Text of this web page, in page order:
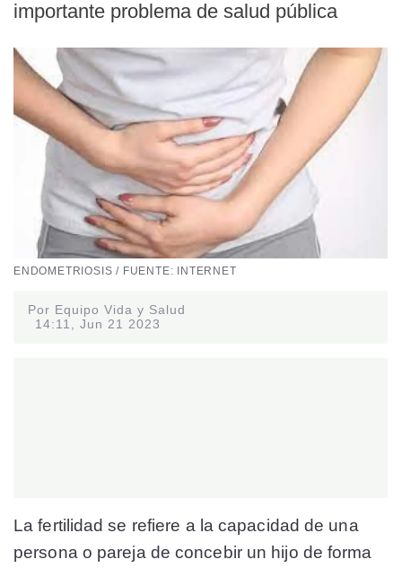
importante problema de salud pública
ENDOMETRIOSIS / FUENTE: INTERNET
Por Equipo Vida y Salud
14:11, Jun 21 2023
La fertilidad se refiere a la capacidad de una
persona o pareja de concebir un hijo de forma